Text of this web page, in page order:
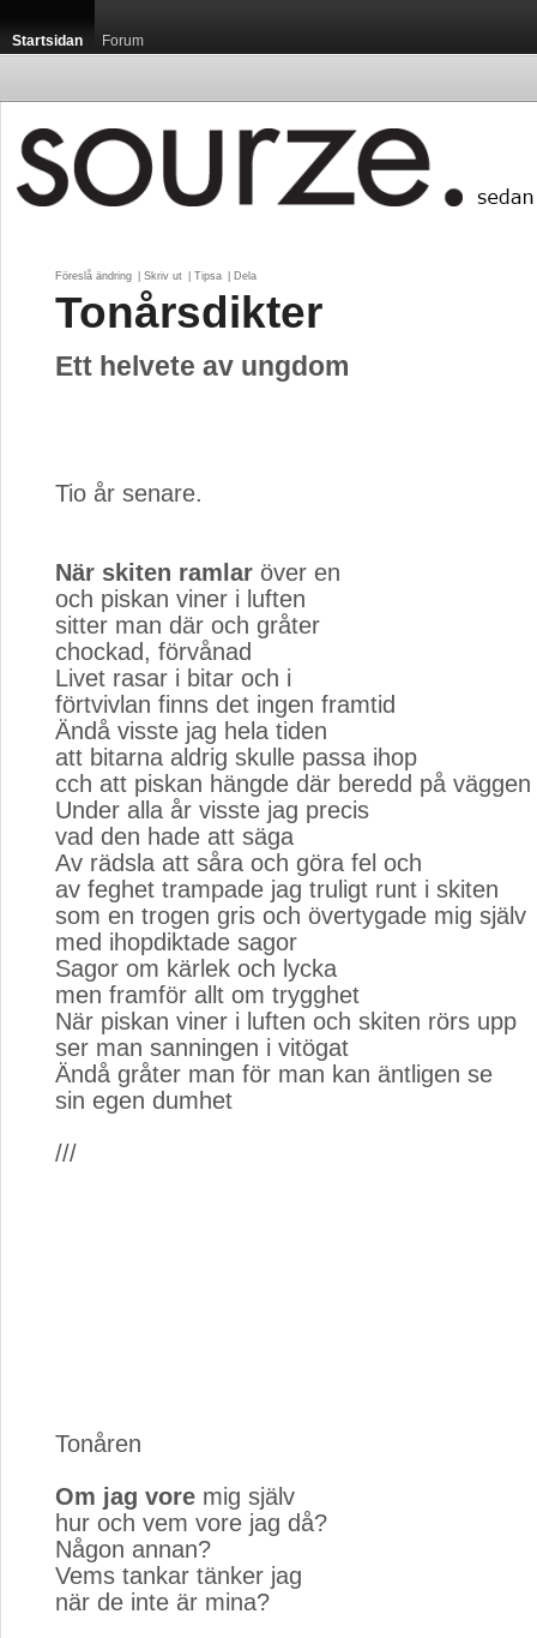
Startsidan Forum
Föreslå ändring Skriv ut Tipsa Dela
Tonårsdikter
Ett helvete av ungdom
Tio år senare.
När skiten ramlar över en
och piskan viner i luften
sitter man där och gråter
chockad, förvånad
Livet rasar i bitar och i
förtvivlan finns det ingen framtid
Ändå visste jag hela tiden
att bitarna aldrig skulle passa ihop
cch att piskan hängde där beredd på väggen
Under alla år visste jag precis
vad den hade att säga
Av rädsla att såra och göra fel och
av feghet trampade jag truligt runt i skiten
som en trogen gris och övertygade mig själv
med ihopdiktade sagor
Sagor om kärlek och lycka
men framför allt om trygghet
När piskan viner i luften och skiten rörs upp
ser man sanningen i vitögat
Ändå gråter man för man kan äntligen se
sin egen dumhet
///
Tonåren
Om jag vore mig själv
hur och vem vore jag då?
Någon annan?
Vems tankar tänker jag
när de inte är mina?